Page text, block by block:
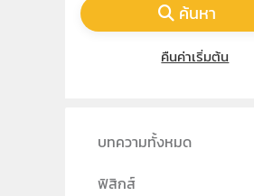
ค้นหา
คืนค่าเริ่มต้น
บทความทั้งหมด
ฟิสิกส์